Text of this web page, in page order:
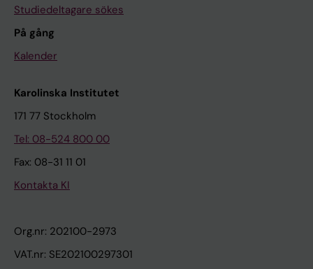
Studiedeltagare sökes
På gång
Kalender
Karolinska Institutet
171 77 Stockholm
Tel: 08-524 800 00
Fax: 08-31 11 01
Kontakta KI
Org.nr: 202100-2973
VAT.nr: SE202100297301